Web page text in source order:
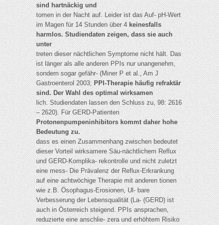
sind hartnäckig und
tomen in der Nacht auf. Leider ist das Auf- pH-Wert
im Magen für 14 Stunden über 4keinesfalls
harmlos. Studiendaten zeigen, dass sie auch
unter
treten dieser nächtlichen Symptome nicht hält. Das
ist länger als alle anderen PPIs nur unangenehm,
sondern sogar gefähr- (Miner P et al., Am J
Gastroenterol 2003;PPI-Therapie häufig refraktär
sind. Der Wahl des optimal wirksamen
lich. Studiendaten lassen den Schluss zu, 98: 2616
– 2620). Für GERD-Patienten
Protonenpumpeninhibitors kommt daher hohe
Bedeutung zu.
dass es einen Zusammenhang zwischen bedeutet
dieser Vorteil wirksamere Säu-nächtlichem Reflux
und GERD-Komplika- rekontrolle und nicht zuletzt
eine mess- Die Prävalenz der Reflux-Erkrankung
auf eine achtwöchige Therapie mit anderen tionen
wie z.B. Ösophagus-Erosionen, Ul- bare
Verbesserung der Lebensqualität (La- (GERD) ist
auch in Österreich steigend. PPIs ansprachen,
reduzierte eine anschlie- zera und erhöhtem Risiko